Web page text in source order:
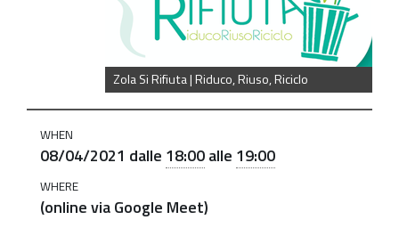
Zola Si Rifiuta | Riduco, Riuso, Riciclo
Tavolo
Negoziazione
WHEN
08/04/2021 dalle 18:00alle 19:00
WHERE
(online via Google Meet)